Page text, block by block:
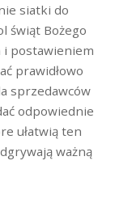
siatki do
świąt Bożego
i postawieniem
prawidłowo
sprzedawców
odpowiednie
ułatwią ten
ważną